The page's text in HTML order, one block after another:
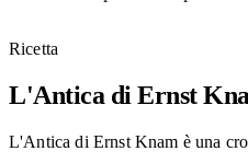
Ricetta
L'Antica di Ernst
L'Antica di Ernst Knam è una